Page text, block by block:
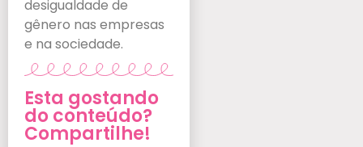
desigualdade de
gênero nas empresas
e na sociedade.
Esta gostando
do conteúdo?
Compartilhe!